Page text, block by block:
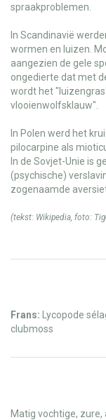
spraakproblemen.
In Scandinavië
wormen en luizen.
aangezien de gele
ongedierte dat met
wordt het
vlooienwolfsklauw".
In Polen werd het
pilocarpine als
In de Sovjet-Unie is
(psychische)
zogenaamde
(tekst: Wikipedia, foto:
Frans: Lycopode
clubmoss
Matig vochtige,